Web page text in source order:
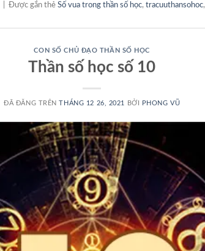
Được gắn thẻ Số vua trong thần số học, tracuuthansohoc,
CON SỐ CHỦ ĐẠO THẦN SỐ HỌC
Thần số học số 10
ĐÃ ĐĂNG TRÊNTHÁNG 12 26, 2021 BỞI PHONG VŨ